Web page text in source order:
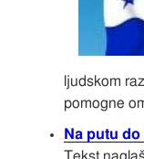
ljudskom
pomogne
Na putu
Tekst